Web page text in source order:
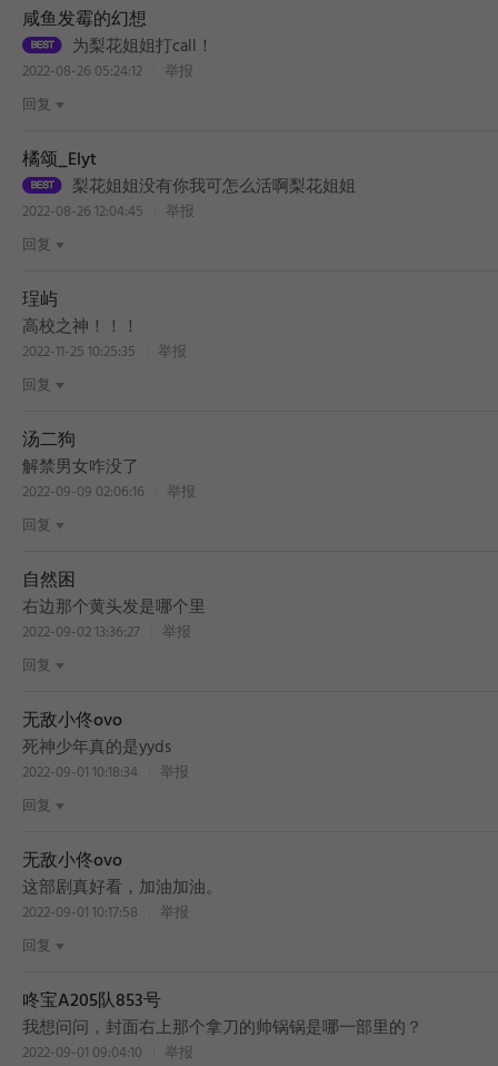
BEST
咸鱼发霉的幻想
BEST
为梨花姐姐打call！
2022-08-26 05:24:12
举报
回复
橘颂_Elyt
BEST
梨花姐姐没有你我可怎么活啊梨花姐姐
2022-08-26 12:04:45
举报
回复
珵屿
高校之神！！！
2022-11-25 10:25:35
举报
回复
汤二狗
解禁男女咋没了
2022-09-09 02:06:16
举报
回复
自然困
右边那个黄头发是哪个里
2022-09-02 13:36:27
举报
回复
无敌小佟ovo
死神少年真的是yyds
2022-09-01 10:18:34
举报
回复
无敌小佟ovo
这部剧真好看，加油加油。
2022-09-01 10:17:58
举报
回复
咚宝A205队853号
我想问问，封面右上那个拿刀的帅锅锅是哪一部里的？
2022-09-01 09:04:10
举报